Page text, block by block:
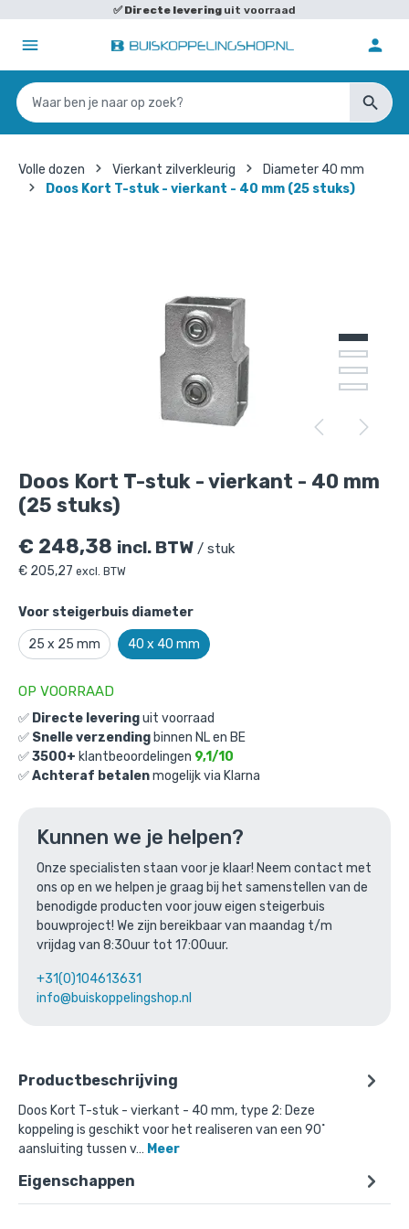
✅Directe levering uit voorraad
Volle dozen Vierkant zilverkleurig
Diameter 40 mm
Doos Kort T-stuk - vierkant - 40 mm (25 stuks)
Doos Kort T-stuk - vierkant - 40 mm
(25 stuks)
€ 248,38 incl. BTW / stuk
€ 205,27 excl. BTW
Voor steigerbuis diameter
25 x 25 mm 40 x 40 mm
OP VOORRAAD
✅ Directe leveringuit voorraad
✅ Snelle verzending binnen NL en BE
✅3500+ klantbeoordelingen 9,1/10
✅Achteraf betalenmogelijk via Klarna
Kunnen we je helpen?
Onze specialisten staan voor je klaar! Neem contact met
ons op en we helpen je graag bij het samenstellen van de
benodigde producten voor jouw eigen steigerbuis
bouwproject! We zijn bereikbaar van maandag t/m
vrijdag van 8:30uur tot 17:00uur.
+31(0)104613631
info@buiskoppelingshop.nl
Productbeschrijving
Doos Kort T-stuk - vierkant - 40 mm, type 2: Deze
koppeling is geschikt voor het realiseren van een 90˚
aansluiting tussen v… Meer
Eigenschappen
Doos Kort T-stuk - vierkant - 40 mm (25
is toegevoegd aan je winkelmandje
Doos Kort T-stuk - vierkant - 40 mm
(25 stuks)
Productnummer: D101002-40
€248,38 incl. BTW/ stuk
€205,27 excl. BTW
of verder winkelen
Bovenstaande product wordt vaak
gecombineerd met: